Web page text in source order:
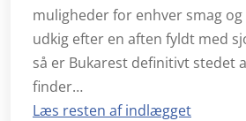
muligheder for enhver smag
udkig efter en aften fyldt med
så er Bukarest definitivt stedet
finder…
Læs resten af indlægget